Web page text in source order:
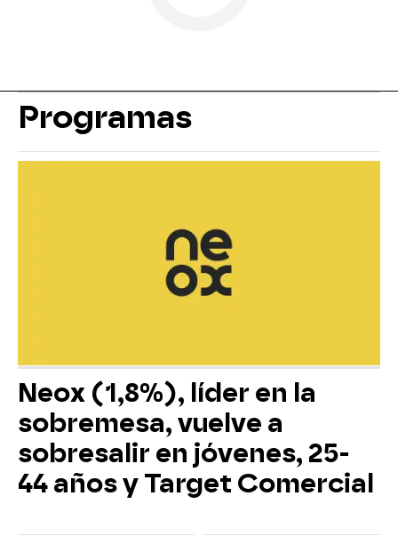
Programas
Neox (1,8%), líder en la
sobremesa, vuelve a
sobresalir en jóvenes, 25-
44 años y Target Comercial